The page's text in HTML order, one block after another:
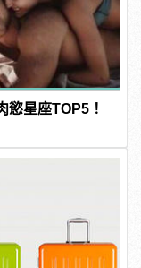
慾星座TOP5！